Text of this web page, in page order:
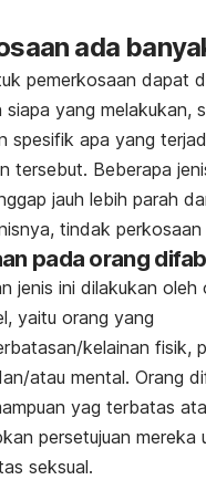
ada
pemerkosaan dapat
siapa yang melakukan,
spesifik apa yang
tersebut. Beberapa
jauh lebih parah
tindak
pada orang
jenis ini dilakukan
yaitu orang yang
kelainan fisik,
atau mental. Orang
yag terbatas
persetujuan mereka
seksual.